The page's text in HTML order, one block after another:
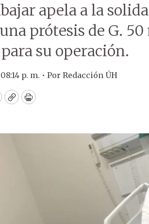
apela a la
prótesis de G.
su operación.
p. m. • Por Redacción ÚH
CopyPrint